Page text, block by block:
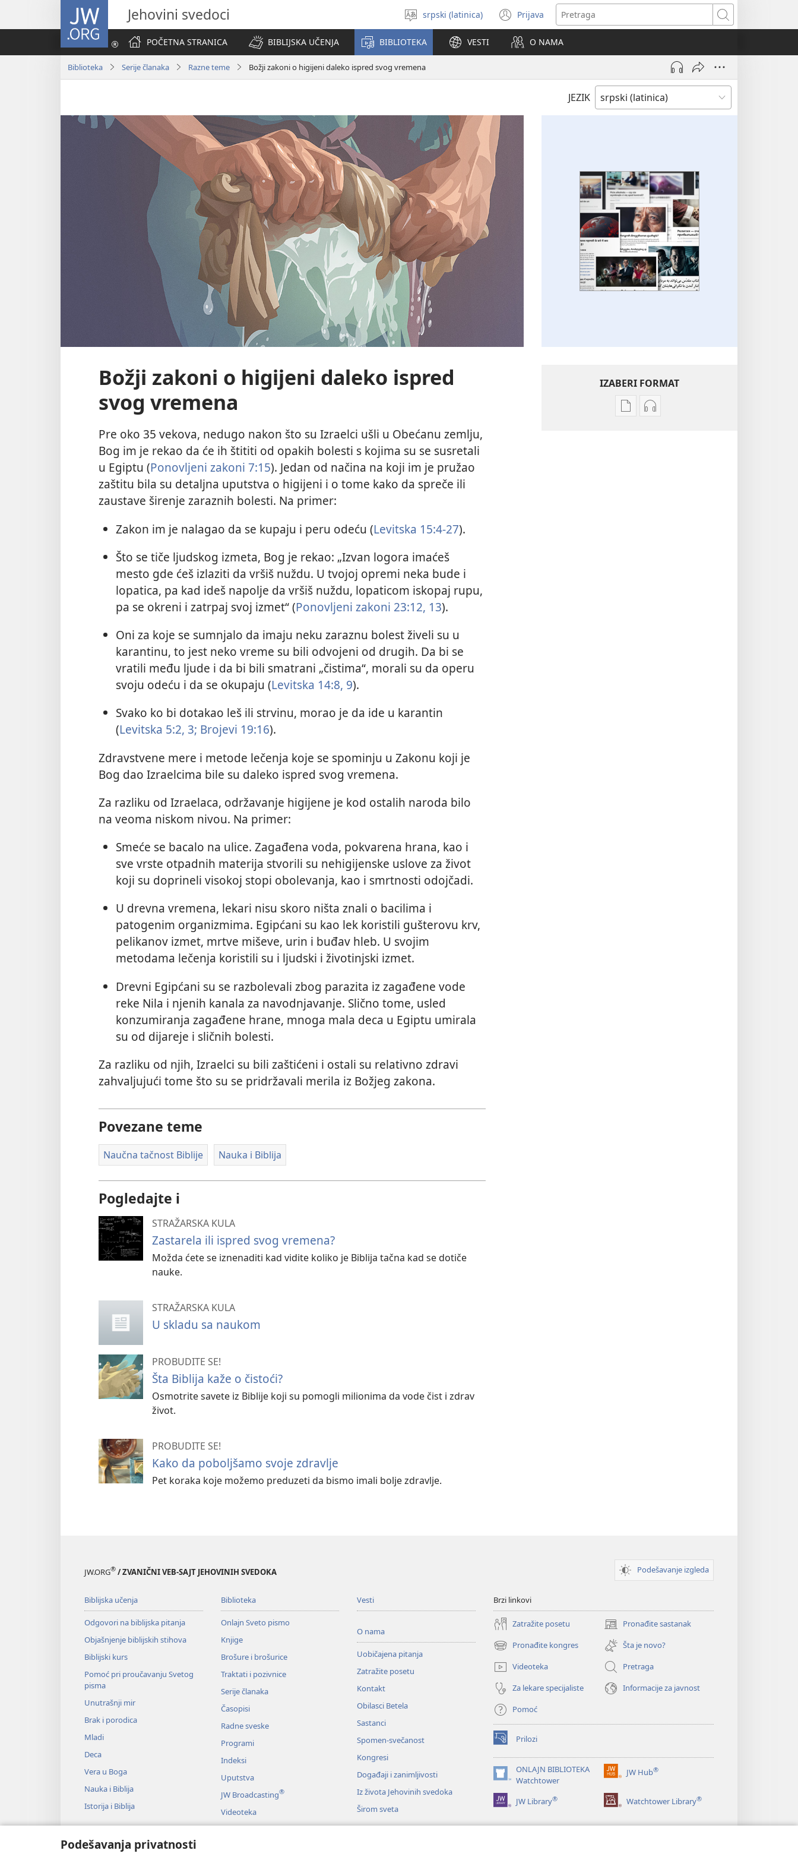
Podešavanja privatnosti
JW.ORG Jehovini svedoci
Izaberi
jezik
srpski (latinica) Prijava
(otvara
novi
prozor)
Pretraga
POČETNA STRANICA
BIBLIJSKA UČENJA BIBLIOTEKA VESTI O NAMA
Biblioteka Serije članaka Razne teme Božji zakoni o higijeni daleko ispred svog vremena
JEZIK
Božji zakoni o higijeni daleko ispred
svog vremena
Pre oko 35 vekova, nedugo nakon što su Izraelci ušli u Obećanu zemlju,
Bog im je rekao da će ih štititi od opakih bolesti s kojima su se susretali
u Egiptu (Ponovljeni zakoni 7:15). Jedan od načina na koji im je pružao
zaštitu bila su detaljna uputstva o higijeni i o tome kako da spreče ili
zaustave širenje zaraznih bolesti. Na primer:
Zakon im je nalagao da se kupaju i peru odeću (Levitska 15:4-27).
Što se tiče ljudskog izmeta, Bog je rekao: „Izvan logora imaćeš
mesto gde ćeš izlaziti da vršiš nuždu. U tvojoj opremi neka bude i
lopatica, pa kad ideš napolje da vršiš nuždu, lopaticom iskopaj rupu,
pa se okreni i zatrpaj svoj izmet“ (Ponovljeni zakoni 23:12, 13).
Oni za koje se sumnjalo da imaju neku zaraznu bolest živeli su u
karantinu, to jest neko vreme su bili odvojeni od drugih. Da bi se
vratili među ljude i da bi bili smatrani „čistima“, morali su da operu
svoju odeću i da se okupaju (Levitska 14:8, 9).
Svako ko bi dotakao leš ili strvinu, morao je da ide u karantin
(Levitska 5:2, 3; Brojevi 19:16).
Zdravstvene mere i metode lečenja koje se spominju u Zakonu koji je
Bog dao Izraelcima bile su daleko ispred svog vremena.
Za razliku od Izraelaca, održavanje higijene je kod ostalih naroda bilo
na veoma niskom nivou. Na primer:
Smeće se bacalo na ulice. Zagađena voda, pokvarena hrana, kao i
sve vrste otpadnih materija stvorili su nehigijenske uslove za život
koji su doprineli visokoj stopi obolevanja, kao i smrtnosti odojčadi.
U drevna vremena, lekari nisu skoro ništa znali o bacilima i
patogenim organizmima. Egipćani su kao lek koristili gušterovu krv,
pelikanov izmet, mrtve miševe, urin i buđav hleb. U svojim
metodama lečenja koristili su i ljudski i životinjski izmet.
Drevni Egipćani su se razbolevali zbog parazita iz zagađene vode
reke Nila i njenih kanala za navodnjavanje. Slično tome, usled
konzumiranja zagađene hrane, mnoga mala deca u Egiptu umirala
su od dijareje i sličnih bolesti.
Za razliku od njih, Izraelci su bili zaštićeni i ostali su relativno zdravi
zahvaljujući tome što su se pridržavali merila iz Božjeg zakona.
Povezane teme
Naučna tačnost Biblije Nauka i Biblija
Pogledajte i
STRAŽARSKA KULA
Zastarela ili ispred svog vremena?
Možda ćete se iznenaditi kad vidite koliko je Biblija tačna kad se dotiče
nauke.
STRAŽARSKA KULA
U skladu sa naukom
PROBUDITE SE!
Šta Biblija kaže o čistoći?
Osmotrite savete iz Biblije koji su pomogli milionima da vode čist i zdrav
život.
PROBUDITE SE!
Kako da poboljšamo svoje zdravlje
Pet koraka koje možemo preduzeti da bismo imali bolje zdravlje.
IZABERI FORMAT
FormatiFormati
JW.ORG® / ZVANIČNI VEB-SAJT JEHOVINIH SVEDOKA Podešavanje izgleda
Biblijska učenja
Odgovori na biblijska pitanja
Objašnjenje biblijskih stihova
Biblijski kurs
Pomoć pri proučavanju Svetog
pisma
Unutrašnji mir
Brak i porodica
Mladi
Deca
Vera u Boga
Nauka i Biblija
Istorija i Biblija
Biblioteka
Onlajn Sveto pismo
Knjige
Brošure i brošurice
Traktati i pozivnice
Serije članaka
Časopisi
Radne sveske
Programi
Indeksi
Uputstva
JW Broadcasting®
Videoteka
Muzika
Vesti
O nama
Uobičajena pitanja
Zatražite posetu
Kontakt
Obilasci Betela
Sastanci
Spomen-svečanost
Kongresi
Događaji i zanimljivosti
Iz života Jehovinih svedoka
Širom sveta
Brzi linkovi
Zatražite posetu Pronađite sastanak
(otvara
novi
prozor)
Pronađite kongres
(otvara
novi
prozor)
Šta je novo?
Videoteka
Pretraga
Za lekare specijaliste
Informacije za javnost
Pomoć
Prilozi
(otvara
novi
prozor)ONLAJN BIBLIOTEKA
Watchtower
(otvara
novi
prozor)
JW Hub®
(otvara
prozor)
JW Library® Watchtower Library®